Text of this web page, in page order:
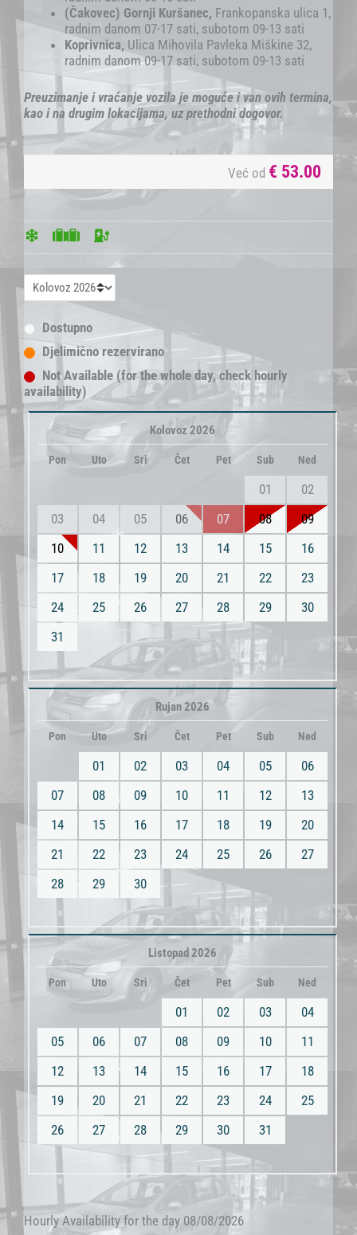
(Čakovec) Gornji Kuršanec, Frankopanska ulica 1,
radnim danom 07-17 sati, subotom 09-13 sati
Koprivnica, Ulica Mihovila Pavleka Miškine 32,
radnim danom 09-17 sati, subotom 09-13 sati
Preuzimanje i vraćanje vozila je moguće i van ovih termina,
kao i na drugim lokacijama, uz prethodni dogovor.
Već od € 53.00
Dostupno
Djelimično rezervirano
Not Available (for the whole day, check hourly
availability)
Kolovoz 2026
Pon Uto Sri Čet Pet Sub Ned
01
02
03
04 05 06 07 08
09
10
11 12 13 14 15
16
17
18 19 20 21 22
23
24
25 26 27 28 29
30
31
Rujan 2026
Pon Uto Sri Čet Pet Sub Ned
01 02 03 04 05
06
07
08 09 10 11 12
13
14
15 16 17 18 19
20
21
22 23 24 25 26
27
28
29 30
Listopad 2026
Pon Uto Sri Čet Pet Sub Ned
01 02 03
04
05
06 07 08 09 10
11
12
13 14 15 16 17
18
19
20 21 22 23 24
25
26
27 28 29 30 31
Hourly Availability for the day 08/08/2026